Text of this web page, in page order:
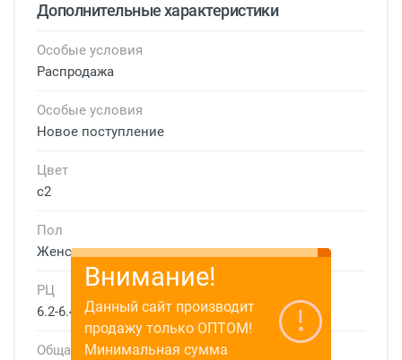
Дополнительные характеристики
Особые условия
Распродажа
Особые условия
Новое поступление
Цвет
с2
Пол
Женские
РЦ
6.2-6.4 см
Общая ширина
Внимание!
Данный сайт производит
продажу только ОПТОМ!
Минимальная сумма